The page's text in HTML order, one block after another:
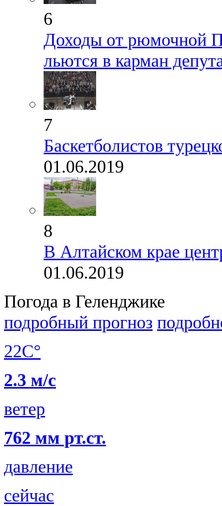
6
Доходы от рюмочной
льются в карман
7
Баскетболистов
01.06.2019
8
В Алтайском крае
01.06.2019
Погода в Геленджике
подробный прогноз
22C°
2.3 м/с
ветер
762 мм рт.ст.
давление
сейчас